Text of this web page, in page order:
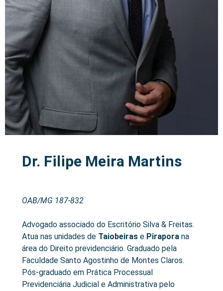
Dr. Filipe Meira Martins
OAB/MG 187-832
Advogado associado do Escritório Silva & Freitas.
Atua nas unidades de Taiobeirase Piraporana
área do Direito previdenciário. Graduado pela
Faculdade Santo Agostinho de Montes Claros.
Pós-graduado em Prática Processual
Previdenciária Judicial e Administrativa pelo